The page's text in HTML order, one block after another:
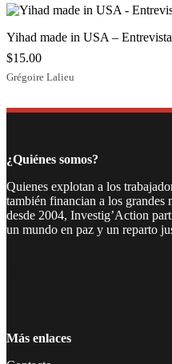
Yihad made in USA –
$15.00
Grégoire Lalieu
¿Quiénes somos?
Quienes explotan a los
también financian a los grandes
desde 2004, Investig’Action
un mundo en paz y un reparto
Más enlaces